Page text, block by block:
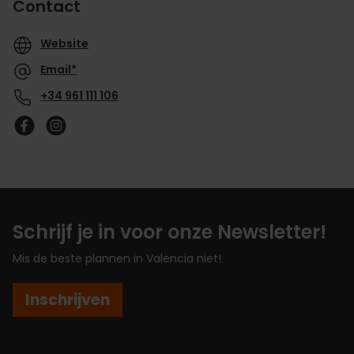
Contact
Website
Email*
+34 961 111 106
Schrijf je in voor onze Newsletter!
Mis de beste plannen in Valencia niet!
Inschrijven